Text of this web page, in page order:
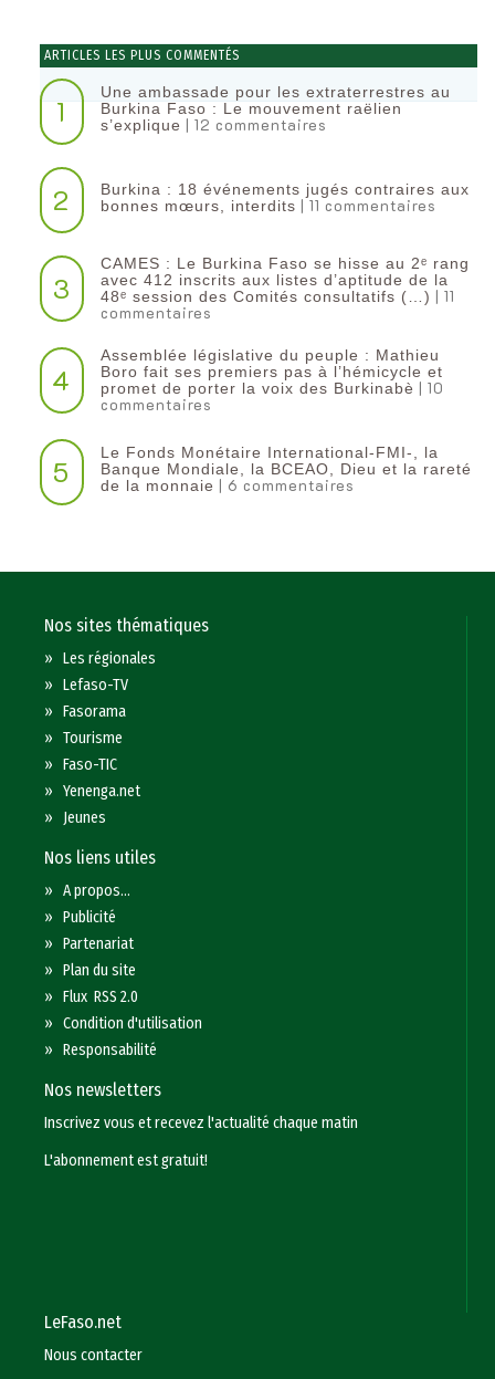
ARTICLES LES PLUS COMMENTÉS
1
Une ambassade pour les extraterrestres au
Burkina Faso : Le mouvement raëlien
s’explique | 12 commentaires
2
Burkina : 18 événements jugés contraires aux
bonnes mœurs, interdits | 11 commentaires
3
CAMES : Le Burkina Faso se hisse au 2ᵉ rang
avec 412 inscrits aux listes d’aptitude de la
48ᵉ session des Comités consultatifs (…) | 11
commentaires
4
Assemblée législative du peuple : Mathieu
Boro fait ses premiers pas à l’hémicycle et
promet de porter la voix des Burkinabè | 10
commentaires
5
Le Fonds Monétaire International-FMI-, la
Banque Mondiale, la BCEAO, Dieu et la rareté
de la monnaie | 6 commentaires
Nos sites thématiques
»Les régionales
»Lefaso-TV
»Fasorama
»Tourisme
»Faso-TIC
»Yenenga.net
» Jeunes
Nos liens utiles
»A propos...
»Publicité
»Partenariat
»Plan du site
»Flux RSS 2.0
»Condition d'utilisation
»Responsabilité
Nos newsletters
Inscrivez vous et recevez l'actualité chaque matin
L'abonnement est gratuit!
LeFaso.net
Nous contacter